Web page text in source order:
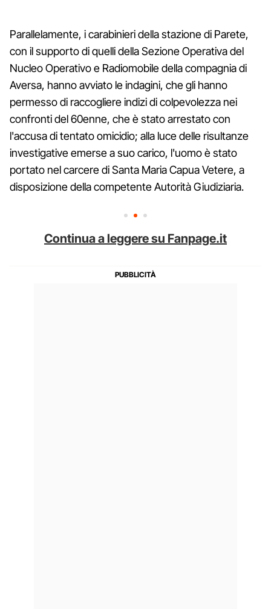
Parallelamente, i carabinieri della stazione di Parete,
con il supporto di quelli della Sezione Operativa del
Nucleo Operativo e Radiomobile della compagnia di
Aversa, hanno avviato le indagini, che gli hanno
permesso di raccogliere indizi di colpevolezza nei
confronti del 60enne, che è stato arrestato con
l'accusa di tentato omicidio; alla luce delle risultanze
investigative emerse a suo carico, l'uomo è stato
portato nel carcere di Santa Maria Capua Vetere, a
disposizione della competente Autorità Giudiziaria.
Continua a leggere su Fanpage.it